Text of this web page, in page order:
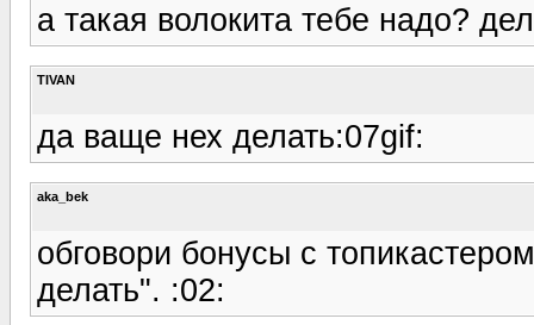
а такая волокита тебе надо?
TIVAN
да ваще нех делать:07gif:
aka_bek
обговори бонусы с
делать". :02: